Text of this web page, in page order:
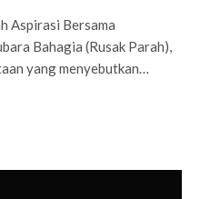
Aspirasi Bersama
Bahagia (Rusak Parah),
yang menyebutkan…